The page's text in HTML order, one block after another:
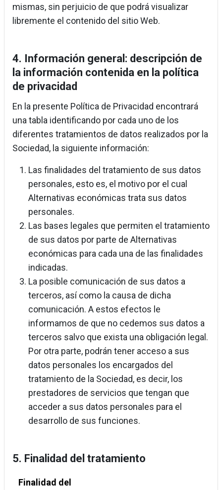
mismas, sin perjuicio de que podrá visualizar
libremente el contenido del sitio Web.
4. Información general: descripción de
la información contenida en la política
de privacidad
En la presente Política de Privacidad encontrará
una tabla identificando por cada uno de los
diferentes tratamientos de datos realizados por la
Sociedad, la siguiente información:
Las finalidades del tratamiento de sus datos
personales, esto es, el motivo por el cual
Alternativas económicas trata sus datos
personales.
Las bases legales que permiten el tratamiento
de sus datos por parte de Alternativas
económicas para cada una de las finalidades
indicadas.
La posible comunicación de sus datos a
terceros, así como la causa de dicha
comunicación. A estos efectos le
informamos de que no cedemos sus datos a
terceros salvo que exista una obligación legal.
Por otra parte, podrán tener acceso a sus
datos personales los encargados del
tratamiento de la Sociedad, es decir, los
prestadores de servicios que tengan que
acceder a sus datos personales para el
desarrollo de sus funciones.
5. Finalidad del tratamiento
Finalidad del